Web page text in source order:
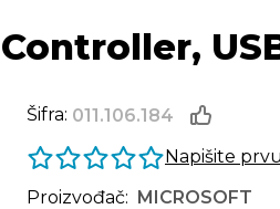
Šifra: 011.106.184
Napišite
Proizvođač: MICROSOFT